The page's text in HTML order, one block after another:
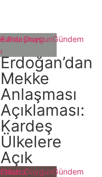
Bahar DuygunGündem
Erdoğan’dan
Mekke
Anlaşması
Açıklaması:
Kardeş
Ülkelere
Açık
Bahar DuygunGündem